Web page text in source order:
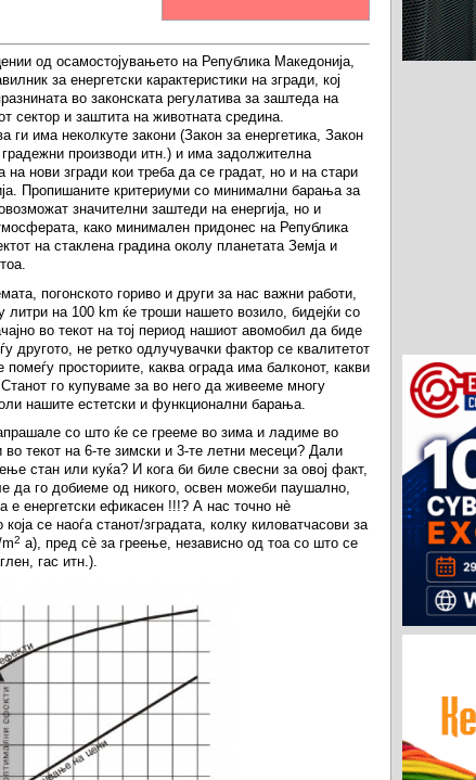
од осамостојувањето на Република Македонија,
за енергетски карактеристики на згради, кој
во законската регулатива за заштеда на
сектор и заштита на животната средина.
ги има неколкуте закони (Закон за енергетика, Закон
производи итн.) и има задолжителна
нови згради кои треба да се градат, но и на стари
Пропишаните критериуми со минимални барања за
значителни заштеди на енергија, но и
како минимален придонес на Република
на стаклена градина околу планетата Земја и
погонското гориво и други за нас важни работи,
литри на 100 km ќе троши нашето возило, бидејќи со
во текот на тој период нашиот авомобил да биде
другото, не ретко одлучувачки фактор се квалитетот
просториите, каква ограда има балконот, какви
го купуваме за во него да живееме многу
нашите естетски и функционални барања.
со што ќе се грееме во зима и ладиме во
текот на 6-те зимски и 3-те летни месеци? Дали
стан или куќа? И кога би биле свесни за овој факт,
да го добиеме од никого, освен можеби паушално,
е енергетски ефикасен !!!? А нас точно нè
се наоѓа станот/зградата, колку киловатчасови за
2 a), пред сè за греење, независно од тоа со што се
гас итн.).